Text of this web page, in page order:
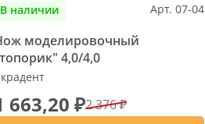
В наличии Арт. 07-04
моделировочный
4,0/4,0
663,20 ₽2 376 ₽